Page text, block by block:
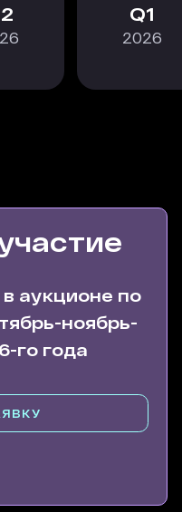
2 1
2026
аукционе по
ноябрь-
го года